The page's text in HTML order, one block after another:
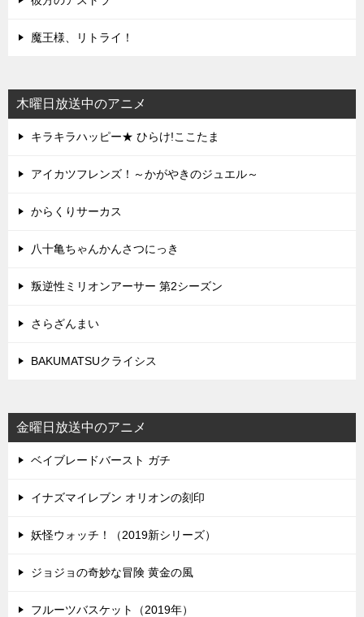
魔王様、リトライ！
木曜日放送中のアニメ
キラキラハッピー★ ひらけ!ここたま
アイカツフレンズ！～かがやきのジュエル～
からくりサーカス
八十亀ちゃんかんさつにっき
叛逆性ミリオンアーサー 第2シーズン
さらざんまい
BAKUMATSUクライシス
金曜日放送中のアニメ
ベイブレードバースト ガチ
イナズマイレブン オリオンの刻印
妖怪ウォッチ！（2019新シリーズ）
ジョジョの奇妙な冒険 黄金の風
フルーツバスケット（2019年）